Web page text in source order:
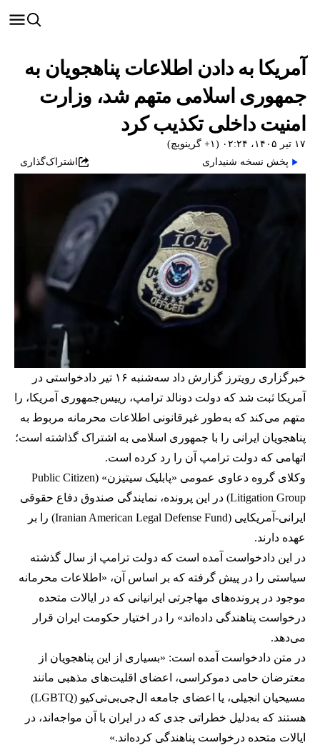
آمریکا به دادن اطلاعات پناهجویان به
جمهوری اسلامی متهم شد، وزارت
امنیت داخلی تکذیب کرد
۱۷ تیر ۱۴۰۵، ۰۲:۲۴ (‎+۱ گرینویچ)
پخش نسخه شنیداری
اشتراک‌گذاری
خبرگزاری رویترز گزارش داد سه‌شنبه ۱۶ تیر دادخواستی در
آمریکا ثبت شد که دولت دونالد ترامپ، رییس‌جمهوری آمریکا، را
متهم می‌کند که به‌طور غیرقانونی اطلاعات محرمانه مربوط به
پناهجویان ایرانی را با جمهوری اسلامی به اشتراک گذاشته است؛
اتهامی که دولت ترامپ آن را رد کرده است.
وکلای گروه دعاوی عمومی «پابلیک سیتیزن» (Public Citizen
Litigation Group) در این پرونده، نمایندگی صندوق دفاع حقوقی
ایرانی-آمریکایی (Iranian American Legal Defense Fund) را بر
عهده دارند.
در این دادخواست آمده است که دولت ترامپ از سال گذشته
سیاستی را در پیش گرفته که بر اساس آن، «اطلاعات محرمانه
موجود در پرونده‌های مهاجرتی ایرانیانی که در ایالات متحده
درخواست پناهندگی داده‌اند» را در اختیار حکومت ایران قرار
می‌دهد.
در متن دادخواست آمده است: «بسیاری از این پناهجویان از
معترضان حامی دموکراسی، اعضای اقلیت‌های مذهبی مانند
مسیحیان انجیلی، یا اعضای جامعه ال‌جی‌بی‌تی‌کیو (LGBTQ)
هستند که به‌دلیل خطراتی جدی‌ که در ایران با آن مواجه‌اند، در
ایالات متحده درخواست پناهندگی کرده‌اند.»